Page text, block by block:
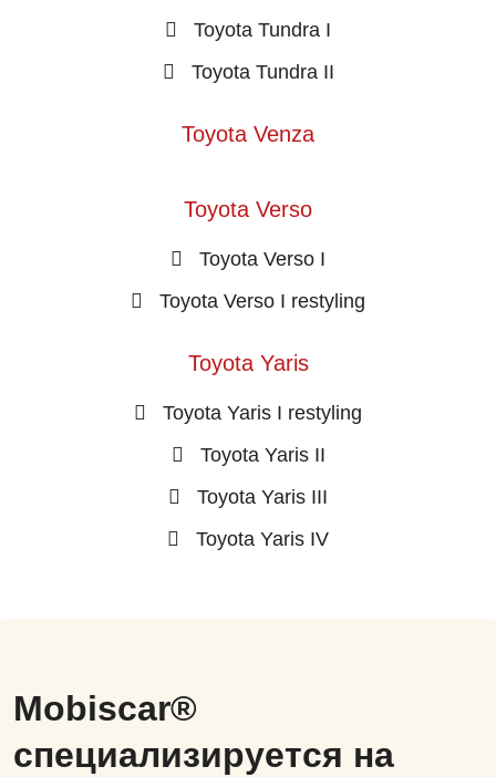
Toyota Tundra I
Toyota Tundra II
Toyota Venza
Toyota Verso
Toyota Verso I
Toyota Verso I restyling
Toyota Yaris
Toyota Yaris I restyling
Toyota Yaris II
Toyota Yaris III
Toyota Yaris IV
Mobiscar®
специализируется на